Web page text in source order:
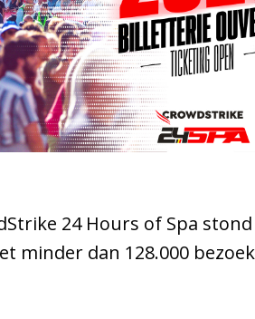
24 Hours of Spa
minder dan 128.000